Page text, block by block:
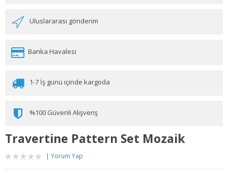
Uluslararası gönderim
Banka Havalesi
1-7 İş günü içinde kargoda
%100 Güvenli Alışveriş
Travertine Pattern Set Mozaik
Yorum Yap